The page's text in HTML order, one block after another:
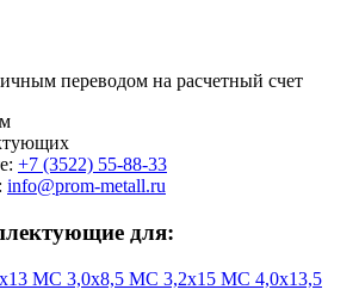
переводом на расчетный счет
+7 (3522) 55-88-33
info@prom-metall.ru
для:
МС 3,0х8,5 МС 3,2х15 МС 4,0х13,5